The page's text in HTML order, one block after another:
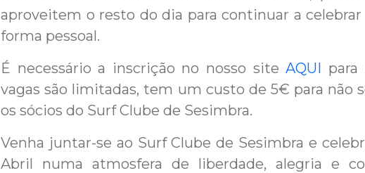
aproveitem o resto do dia para continuar a
forma pessoal.
É necessário a inscrição no nosso siteAQUI para
vagas são limitadas, tem um custo de 5€ para não
os sócios do Surf Clube de Sesimbra.
Venha juntar-se ao Surf Clube de Sesimbra e
Abril numa atmosfera de liberdade, alegria e